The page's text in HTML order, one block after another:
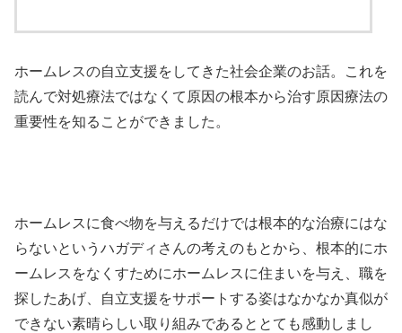
ホームレスの自立支援をしてきた社会企業のお話。これを
読んで対処療法ではなくて原因の根本から治す原因療法の
重要性を知ることができました。
ホームレスに食べ物を与えるだけでは根本的な治療にはな
らないというハガディさんの考えのもとから、根本的にホ
ームレスをなくすためにホームレスに住まいを与え、職を
探したあげ、自立支援をサポートする姿はなかなか真似が
できない素晴らしい取り組みであるととても感動しまし